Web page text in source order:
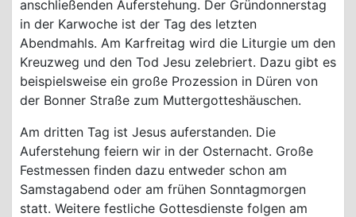
anschließenden Auferstehung. Der Gründonnerstag
in der Karwoche ist der Tag des letzten
Abendmahls. Am Karfreitag wird die Liturgie um den
Kreuzweg und den Tod Jesu zelebriert. Dazu gibt es
beispielsweise ein große Prozession in Düren von
der Bonner Straße zum Muttergotteshäuschen.
Am dritten Tag ist Jesus auferstanden. Die
Auferstehung feiern wir in der Osternacht. Große
Festmessen finden dazu entweder schon am
Samstagabend oder am frühen Sonntagmorgen
statt. Weitere festliche Gottesdienste folgen am